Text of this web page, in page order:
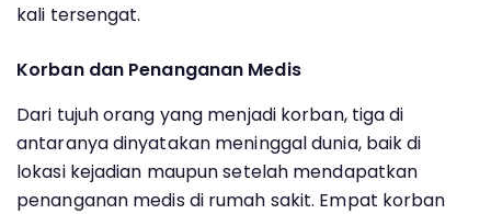
kali tersengat.
Korban dan Penanganan Medis
Dari tujuh orang yang menjadi korban, tiga di
antaranya dinyatakan meninggal dunia, baik di
lokasi kejadian maupun setelah mendapatkan
penanganan medis di rumah sakit. Empat korban